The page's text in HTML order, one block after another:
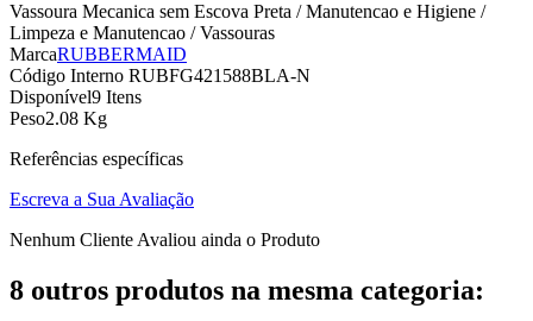
Vassoura Mecanica sem Escova Preta / Manutencao e Higiene /
Limpeza e Manutencao / Vassouras
MarcaRUBBERMAID
Código Interno RUBFG421588BLA-N
Disponível9 Itens
Peso2.08 Kg
Referências específicas
Escreva a Sua Avaliação
Nenhum Cliente Avaliou ainda o Produto
8 outros produtos na mesma categoria: